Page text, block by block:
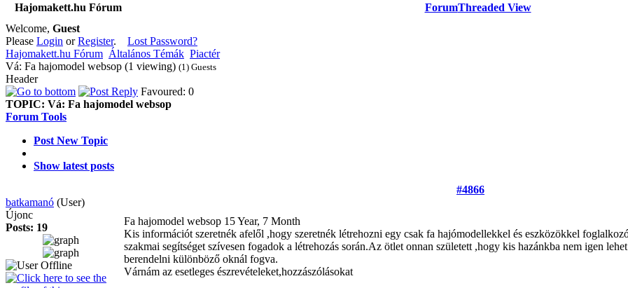
Hajomakett.hu Fórum
ForumThreaded View
Welcome, Guest
Please Login orRegister. Lost Password?
Hajomakett.hu Fórum Általános Témák Piactér
Vá: Fa hajomodel websop (1 viewing) (1) Guests
Header
Favoured: 0
TOPIC: Vá: Fa hajomodel websop
Forum Tools
Post New Topic
Show latest posts
#4866
batkamanó (User)
Újonc
Posts: 19
Fa hajomodel websop 15 Year, 7 Month
Kis információt szeretnék afelől ,hogy szeretnék létrehozni egy csak fa hajómodellekkel és eszközökkel
szakmai segítséget szívesen fogadok a létrehozás során.Az ötlet onnan született ,hogy kis hazánkba nem igen
berendelni különböző oknál fogva.
Várnám az esetleges észrevételeket,hozzászólásokat